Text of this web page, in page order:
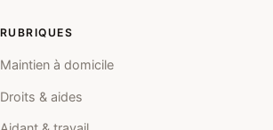
RUBRIQUES
Maintien à domicile
Droits & aides